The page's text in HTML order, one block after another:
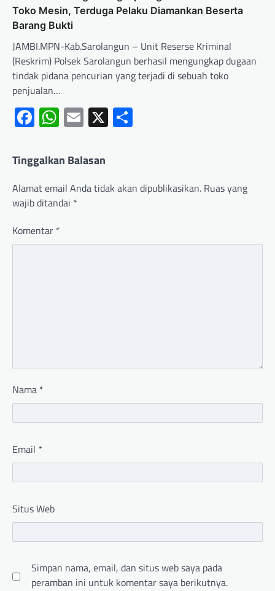
Toko Mesin, Terduga Pelaku Diamankan Beserta
Barang Bukti
JAMBI.MPN-Kab.Sarolangun – Unit Reserse Kriminal
(Reskrim) Polsek Sarolangun berhasil mengungkap dugaan
tindak pidana pencurian yang terjadi di sebuah toko
penjualan…
Facebook
WhatsApp
Email
X
Tinggalkan Balasan
Alamat email Anda tidak akan dipublikasikan. Ruas yang
wajib ditandai *
Komentar *
Nama *
Email *
Situs Web
Simpan nama, email, dan situs web saya pada
peramban ini untuk komentar saya berikutnya.